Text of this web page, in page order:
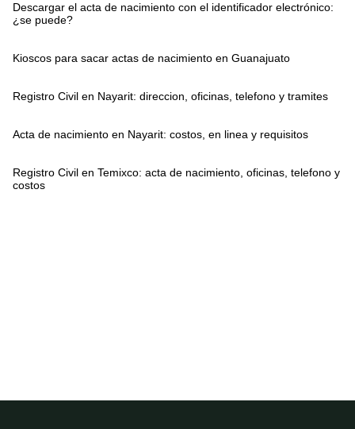
Descargar el acta de nacimiento con el identificador electrónico:
¿se puede?
Kioscos para sacar actas de nacimiento en Guanajuato
Registro Civil en Nayarit: direccion, oficinas, telefono y tramites
Acta de nacimiento en Nayarit: costos, en linea y requisitos
Registro Civil en Temixco: acta de nacimiento, oficinas, telefono y
costos